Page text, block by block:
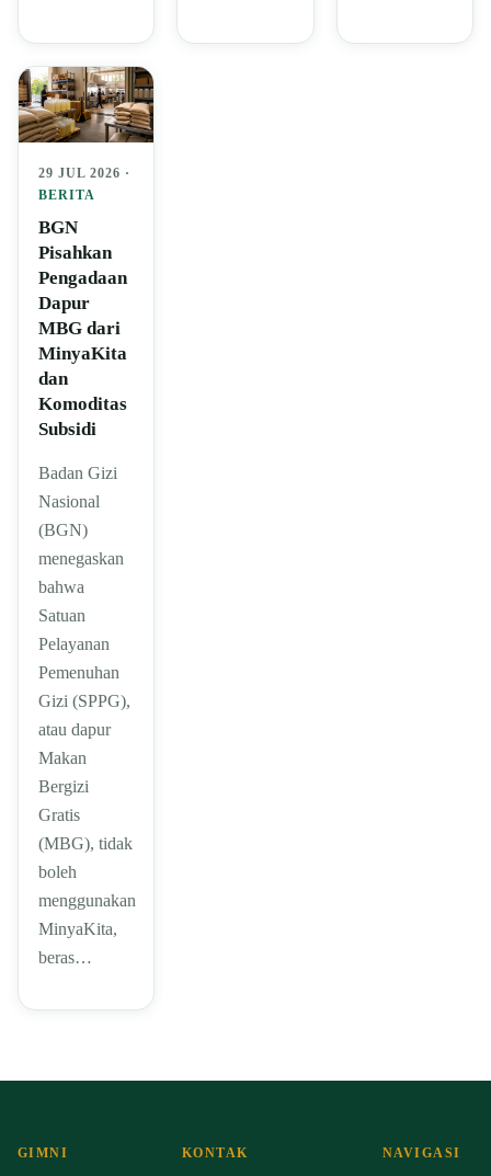
29 JUL 2026 ·
BERITA
BGN
Pisahkan
Pengadaan
Dapur
MBG dari
MinyaKita
dan
Komoditas
Subsidi
Badan Gizi
Nasional
(BGN)
menegaskan
bahwa
Satuan
Pelayanan
Pemenuhan
Gizi (SPPG),
atau dapur
Makan
Bergizi
Gratis
(MBG), tidak
boleh
menggunakan
MinyaKita,
beras…
GIMNI KONTAK NAVIGASI